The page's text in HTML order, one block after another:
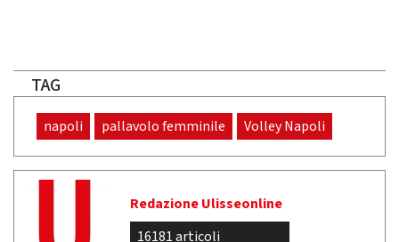
TAG
napoli pallavolo femminile Volley Napoli
Redazione Ulisseonline
16181 articoli